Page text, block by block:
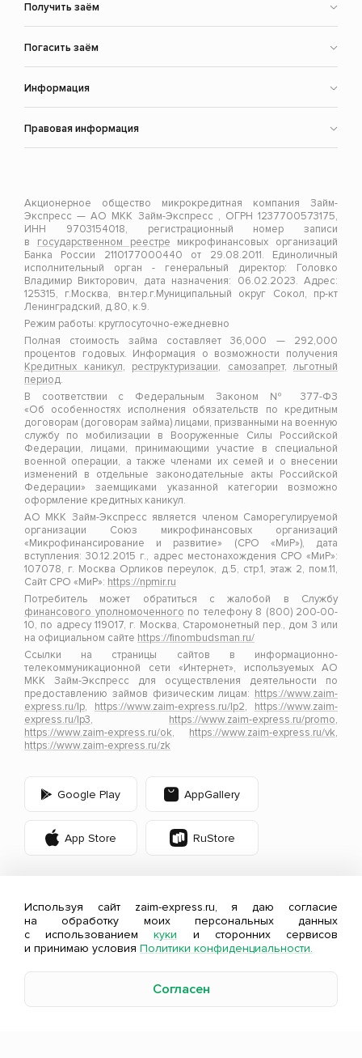
Получить заём
Погасить заём
Информация
Правовая информация
Google Play AppGallery
App Store RuStore
Акционерное общество микрокредитная компания Займ-
Экспресс — АО МКК Займ-Экспресс , ОГРН 1237700573175,
ИНН 9703154018, регистрационный номер записи
в государственном реестре микрофинансовых организаций
Банка России 2110177000440 от 29.08.2011. Единоличный
исполнительный орган - генеральный директор: Головко
Владимир Викторович, дата назначения: 06.02.2023. Адрес:
125315, г.Москва, вн.тер.г.Муниципальный округ Сокол, пр-кт
Ленинградский, д.80, к.9.
Режим работы: круглосуточно-ежедневно
Полная стоимость займа составляет 36,000 — 292,000
процентов годовых. Информация о возможности получения
Кредитных каникул, реструктуризации, самозапрет, льготный
период.
В соответствии с Федеральным Законом № 377-ФЗ
«Об особенностях исполнения обязательств по кредитным
договорам (договорам займа) лицами, призванными на военную
службу по мобилизации в Вооруженные Силы Российской
Федерации, лицами, принимающими участие в специальной
военной операции, а также членами их семей и о внесении
изменений в отдельные законодательные акты Российской
Федерации» заемщиками указанной категории возможно
оформление кредитных каникул.
АО МКК Займ-Экспресс является членом Саморегулируемой
организации Союз микрофинансовых организаций
«Микрофинансирование и развитие» (СРО «МиР»), дата
вступления: 30.12.2015 г., адрес местонахождения СРО «МиР»:
107078, г. Москва Орликов переулок, д.5, стр.1, этаж 2, пом.11,
Сайт СРО «МиР»: https://npmir.ru
Потребитель может обратиться с жалобой в Службу
финансового уполномоченного по телефону 8 (800) 200-00-
10, по адресу 119017, г. Москва, Старомонетный пер., дом 3 или
на официальном сайте https://finombudsman.ru/
Ссылки на страницы сайтов в информационно-
телекоммуникационной сети «Интернет», используемых АО
МКК Займ-Экспресс для осуществления деятельности по
предоставлению займов физическим лицам: https://www.zaim-
express.ru/lp, https://www.zaim-express.ru/lp2, https://www.zaim-
express.ru/lp3, https://www.zaim-express.ru/promo,
https://www.zaim-express.ru/ok, https://www.zaim-express.ru/vk,
https://www.zaim-express.ru/zk
Оценивайте свои финансовые возможности и
Используя сайт zaim-express.ru, я даю согласие
на обработку моих персональных данных
с использованиемкуки и сторонних сервисов
и принимаю условия Политики конфиденциальности.
Согласен